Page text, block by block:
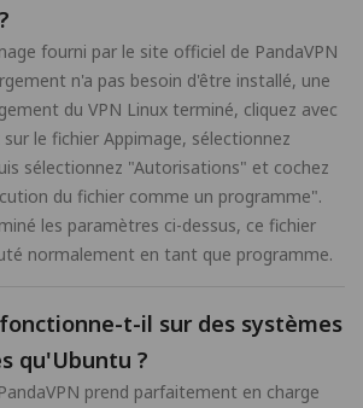
fourni par le site officiel de PandaVPN
n'a pas besoin d'être installé, une
du VPN Linux terminé, cliquez avec
le fichier Appimage, sélectionnez
sélectionnez "Autorisations" et cochez
du fichier comme un programme".
les paramètres ci-dessus, ce fichier
normalement en tant que programme.
fonctionne-t-il sur des systèmes
qu'Ubuntu ?
prend parfaitement en charge